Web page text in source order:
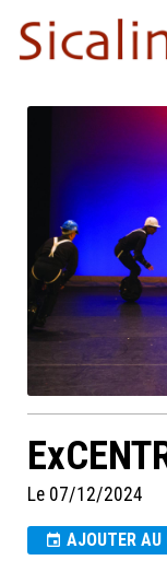
Le 07/12/2024
AJOUTER AU